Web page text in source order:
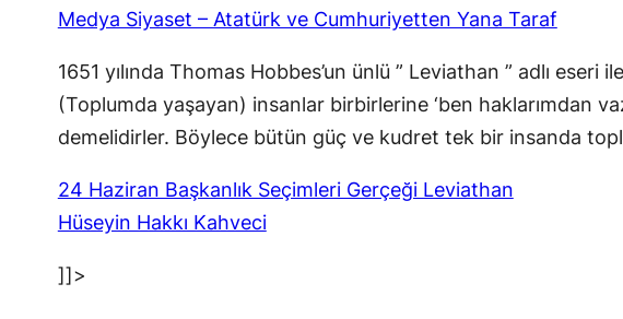
Medya Siyaset – Atatürk ve Cumhuriyetten Yana Taraf
1651 yılında Thomas Hobbes’un ünlü ” Leviathan ” adlı
(Toplumda yaşayan) insanlar birbirlerine ‘ben haklarımdan
demelidirler. Böylece bütün güç ve kudret tek bir insanda
24 Haziran Başkanlık Seçimleri Gerçeği Leviathan
Hüseyin Hakkı Kahveci
]]>